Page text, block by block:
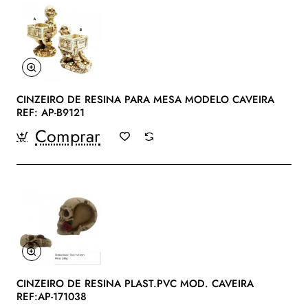
CINZEIRO DE RESINA PARA MESA MODELO CAVEIRA
REF: AP-B9121
Comprar
CINZEIRO DE RESINA PLAST.PVC MOD. CAVEIRA
REF:AP-171038